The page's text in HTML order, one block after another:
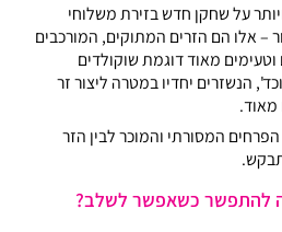
על שחקן חדש בזירת משלוחי
– אלו הם הזרים המתוקים, המורכבים
מאוד דוגמת שוקולדים
הנשזרים יחדיו במטרה ליצור זר
מאוד.
הפרחים המסורתי והמוכר לבין הזר
להתפשר כשאפשר לשלב?